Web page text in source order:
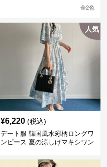
全2色
人気
¥6,220 (税込)
デート服 韓国風水彩柄ロングワ
ンピース 夏の涼しげマキシワン